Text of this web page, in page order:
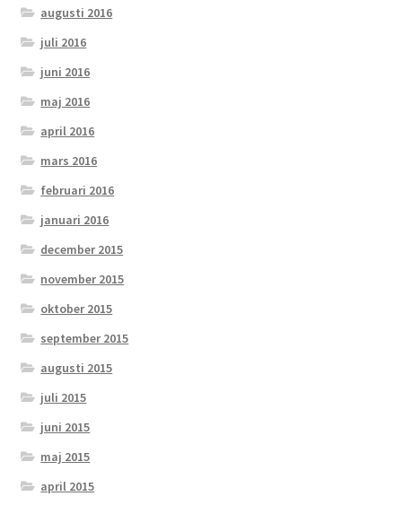
augusti 2016
juli 2016
juni 2016
maj 2016
april 2016
mars 2016
februari 2016
januari 2016
december 2015
november 2015
oktober 2015
september 2015
augusti 2015
juli 2015
juni 2015
maj 2015
april 2015